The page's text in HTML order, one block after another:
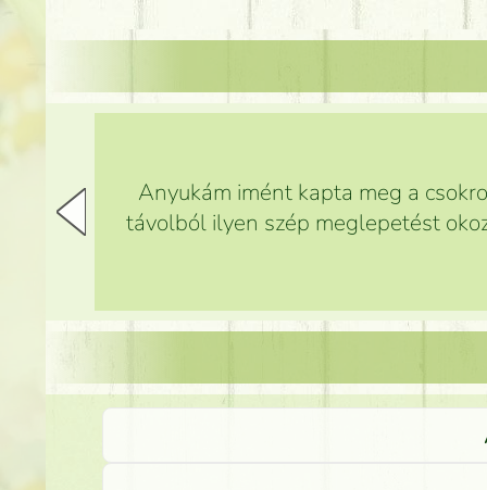
Anyukám imént kapta meg a
távolból ilyen szép meglepetést